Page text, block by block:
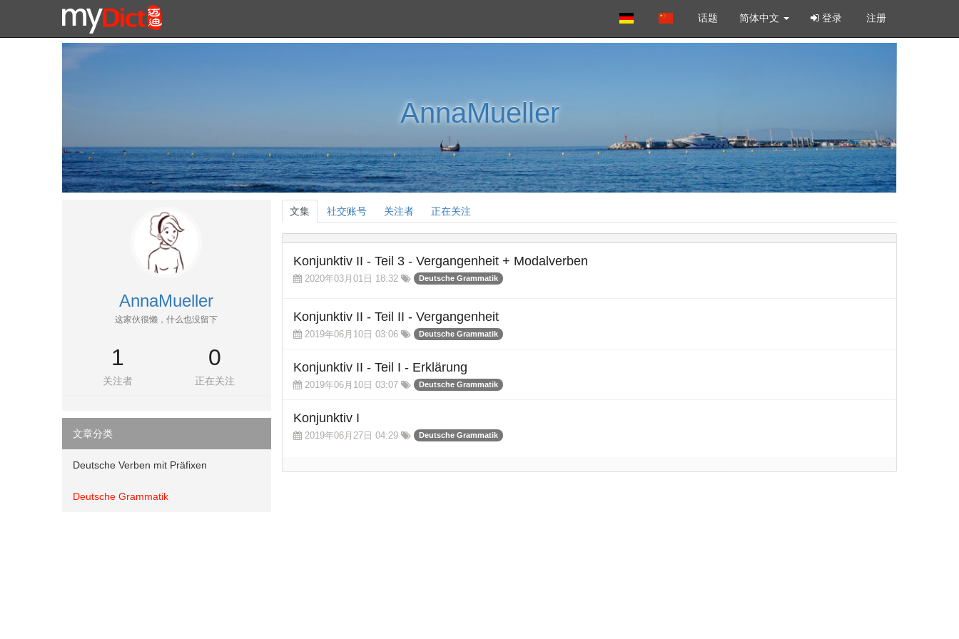
话题 简体中文 登录 注册
AnnaMueller
AnnaMueller
这家伙很懒，什么也没留下
1
关注者
0
正在关注
文章分类
Deutsche Verben mit Präfixen
Deutsche Grammatik
文集 社交账号 关注者 正在关注
Konjunktiv II - Teil 3 - Vergangenheit + Modalverben
2020年03月01日 18:32 Deutsche Grammatik
Konjunktiv II - Teil II - Vergangenheit
2019年06月10日 03:06 Deutsche Grammatik
Konjunktiv II - Teil I - Erklärung
2019年06月10日 03:07 Deutsche Grammatik
Konjunktiv I
2019年06月27日 04:29 Deutsche Grammatik